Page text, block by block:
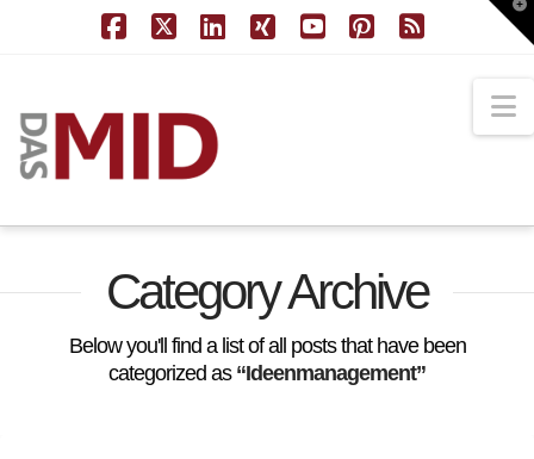
Category Archive
Below you'll find a list of all posts that have been
categorized as “Ideenmanagement”